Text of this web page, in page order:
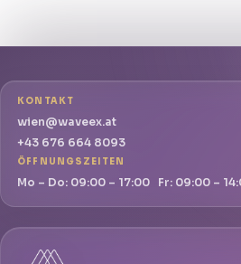
KONTAKT
wien@waveex.at
+43 676 664 8093
ÖFFNUNGSZEITEN
Mo – Do: 09:00 – 17:00 Fr: 09:00 –